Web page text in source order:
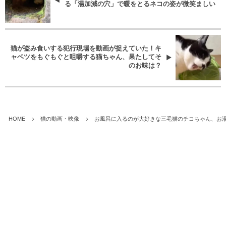
る「湯加減の穴」で暖をとるネコの姿が微笑ましい
猫が盗み食いする犯行現場を動画が捉えていた！キ
ャベツをもぐもぐと咀嚼する猫ちゃん、果たしてそ
のお味は？
HOME 猫の動画・映像 お風呂に入るのが大好きな三毛猫のチコちゃん、